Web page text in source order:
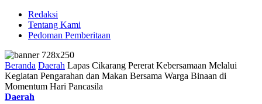
Redaksi
Tentang Kami
Pedoman Pemberitaan
Beranda Daerah Lapas Cikarang Pererat Kebersamaan Melalui
Kegiatan Pengarahan dan Makan Bersama Warga Binaan di
Momentum Hari Pancasila
Daerah